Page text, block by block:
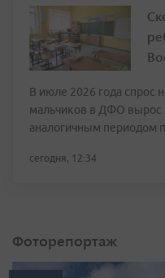
В июле 2026 года спрос
мальчиков в ДФО вырос
аналогичным периодом
сегодня, 12:34
Фоторепортаж